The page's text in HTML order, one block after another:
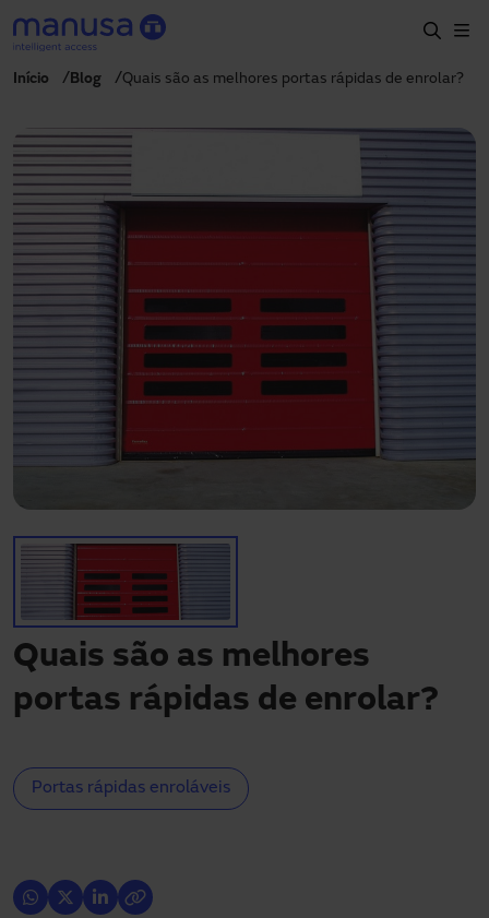
Passar para o conteúdo principal
Produtos e setores
Serviços
Especificação
Projetos
Blog
Sobre nós
PT-PT
+351 214 787 270
portugal@manusa.com
Precisa de assistência?
Downloads
Contacto
A minha área
Início Blog Quais são as melhores portas rápidas de enrolar?
Quais são as melhores
portas rápidas de enrolar?
Portas rápidas enroláveis